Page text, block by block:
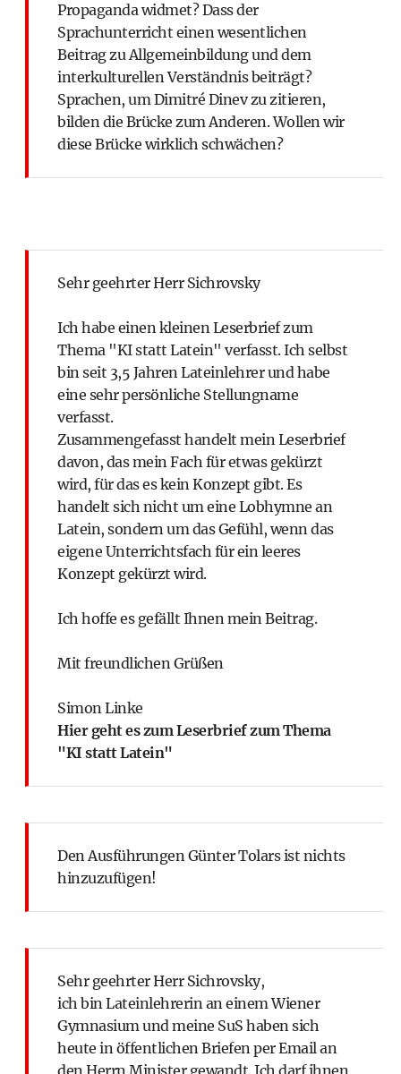
Propaganda widmet? Dass der
Sprachunterricht einen wesentlichen
Beitrag zu Allgemeinbildung und dem
interkulturellen Verständnis beiträgt?
Sprachen, um Dimitré Dinev zu zitieren,
bilden die Brücke zum Anderen. Wollen wir
diese Brücke wirklich schwächen?
Sehr geehrter Herr Sichrovsky
Ich habe einen kleinen Leserbrief zum
Thema "KI statt Latein" verfasst. Ich selbst
bin seit 3,5 Jahren Lateinlehrer und habe
eine sehr persönliche Stellungname
verfasst.
Zusammengefasst handelt mein Leserbrief
davon, das mein Fach für etwas gekürzt
wird, für das es kein Konzept gibt. Es
handelt sich nicht um eine Lobhymne an
Latein, sondern um das Gefühl, wenn das
eigene Unterrichtsfach für ein leeres
Konzept gekürzt wird.
Ich hoffe es gefällt Ihnen mein Beitrag.
Mit freundlichen Grüßen
Simon Linke
Hier geht es zum Leserbrief zum Thema
"KI statt Latein"
Den Ausführungen Günter Tolars ist nichts
hinzuzufügen!
Sehr geehrter Herr Sichrovsky,
ich bin Lateinlehrerin an einem Wiener
Gymnasium und meine SuS haben sich
heute in öffentlichen Briefen per Email an
den Herrn Minister gewandt. Ich darf ihnen